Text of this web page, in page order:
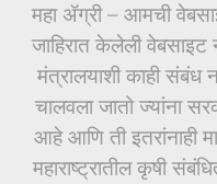
महा ॲग्री – आमची
जाहिरात केलेली वेबसाइट
मंत्रालयाशी काही संबंध
चालवला जातो ज्यांना
आहे आणि ती इतरांनाही
महाराष्ट्रातील कृषी